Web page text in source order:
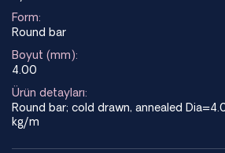
Form:
Round bar
Boyut (mm):
4.00
Ürün detayları:
Round bar; cold drawn, annealed
kg/m